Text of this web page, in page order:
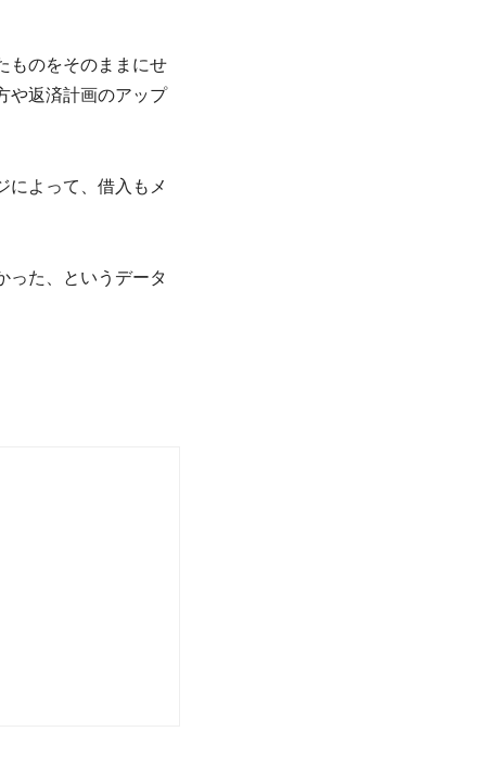
ものをそのままにせ
や返済計画のアップ
によって、借入もメ
った、というデータ